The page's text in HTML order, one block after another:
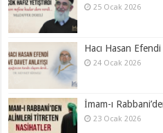
25 Ocak 2026
Hacı Hasan Efendi
24 Ocak 2026
İmam-ı
23 Ocak 2026